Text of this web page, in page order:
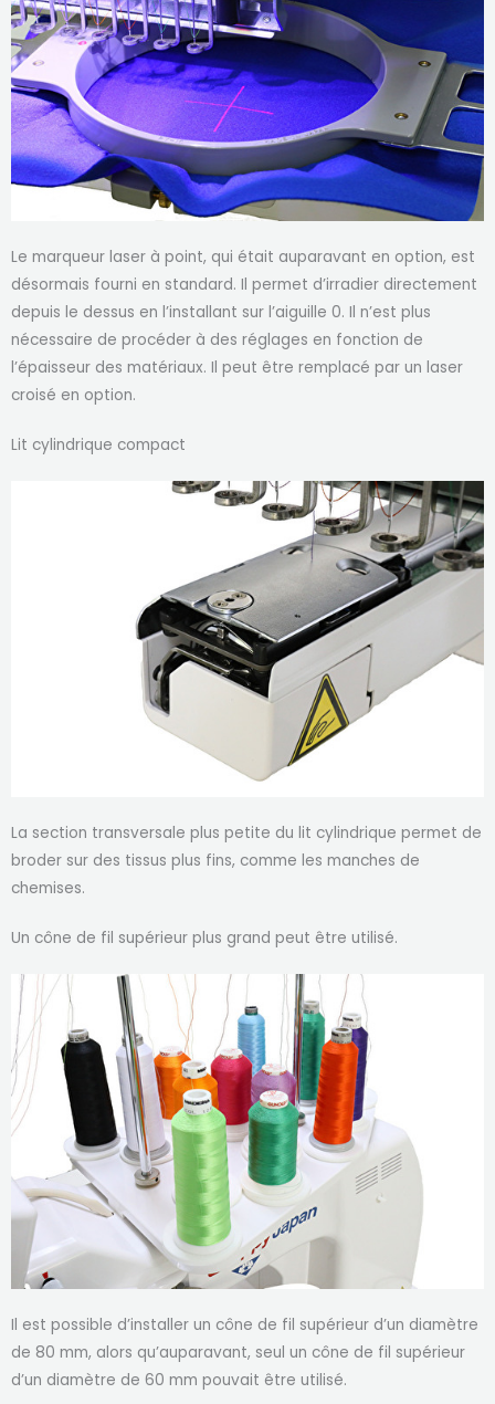
Le marqueur laser à point, qui était auparavant en option, est
désormais fourni en standard. Il permet d’irradier directement
depuis le dessus en l’installant sur l’aiguille 0. Il n’est plus
nécessaire de procéder à des réglages en fonction de
l’épaisseur des matériaux. Il peut être remplacé par un laser
croisé en option.
Lit cylindrique compact
La section transversale plus petite du lit cylindrique permet de
broder sur des tissus plus fins, comme les manches de
chemises.
Un cône de fil supérieur plus grand peut être utilisé.
Il est possible d’installer un cône de fil supérieur d’un diamètre
de 80 mm, alors qu’auparavant, seul un cône de fil supérieur
d’un diamètre de 60 mm pouvait être utilisé.